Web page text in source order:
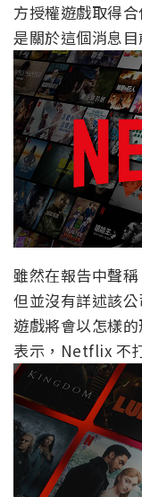
方授權遊戲取得
是關於這個消息
雖然在報告中聲
但並沒有詳述該
遊戲將會以怎樣
表示，Netflix 不